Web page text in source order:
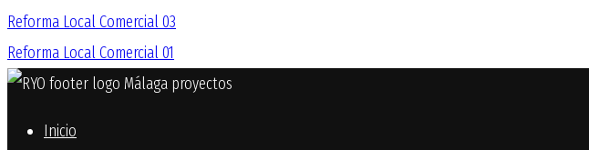
Reforma Local Comercial 03
Reforma Local Comercial 01
Inicio